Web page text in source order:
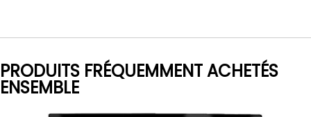
PRODUITS FRÉQUEMMENT ACHETÉS
ENSEMBLE